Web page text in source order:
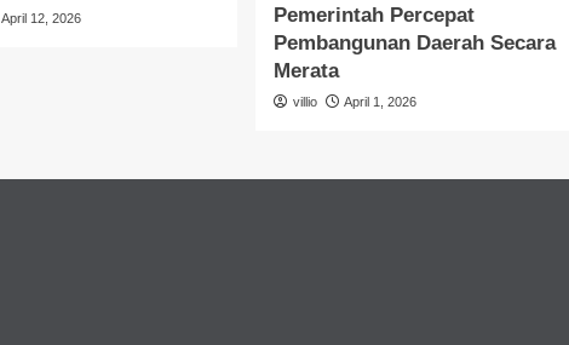
April 12, 2026
Pemerintah Percepat
Pembangunan Daerah Secara
Merata
villio April 1, 2026